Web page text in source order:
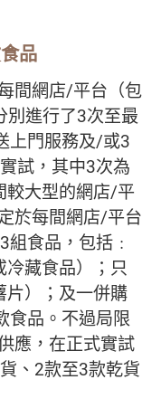
品
間網店/平台（包
別進行了3次至最
上門服務及/或3
試，其中3次為
較大型的網店/平
於每間網店/平台
食品，包括﹕
冷藏食品）；只
片）；及一併購
食品。不過局限
應，在正式實試
、2款至3款乾貨